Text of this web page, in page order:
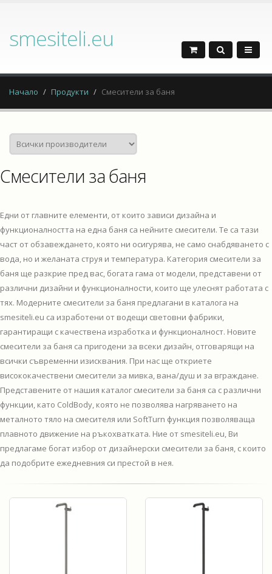
smesiteli.eu
Начало Продукти Смесители за баня
Смесители за баня
Едни от главните елементи, от които зависи дизайна и
функционалността на една баня са нейните смесители. Те са тази
част от обзавеждането, която ни осигурява, не само снабдяването с
вода, но и желаната струя и температура. Категория смесители за
баня ще разкрие пред вас, богата гама от модели, представени от
различни дизайни и функционалности, които ще улеснят работата с
тях. Модерните смесители за баня предлагани в каталога на
smesiteli.eu са изработени от водещи световни фабрики,
гарантиращи с качествена изработка и функционалност. Новите
смесители за баня са пригодени за всеки дизайн, отговарящи на
всички съвременни изисквания. При нас ще откриете
висококачествени смесители за мивка, вана/душ и за вграждане.
Представените от нашия каталог смесители за баня са с различни
функции, като ColdBody, която не позволява нагряването на
металното тяло на смесителя или SoftTurn функция позволяваща
плавното движение на ръкохватката. Ние от smesiteli.eu, Ви
предлагаме богат избор от дизайнерски смесители за баня, с които
да подобрите ежедневния си престой в нея.